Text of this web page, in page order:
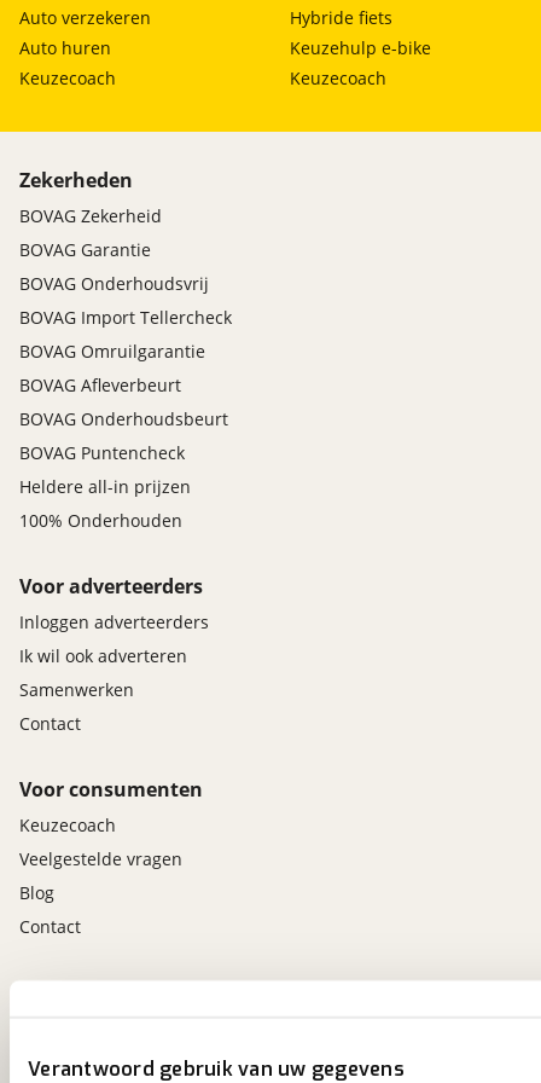
Verantwoord gebruik van uw gegevens
Auto verzekeren
Auto huren
Keuzecoach
Hybride fiets
Keuzehulp e-bike
Keuzecoach
Zekerheden
BOVAG Zekerheid
BOVAG Garantie
BOVAG Onderhoudsvrij
BOVAG Import Tellercheck
BOVAG Omruilgarantie
BOVAG Afleverbeurt
BOVAG Onderhoudsbeurt
BOVAG Puntencheck
Heldere all-in prijzen
100% Onderhouden
Voor adverteerders
Inloggen adverteerders
Ik wil ook adverteren
Samenwerken
Contact
Voor consumenten
Keuzecoach
Veelgestelde vragen
Blog
Contact
Download 'm nu.